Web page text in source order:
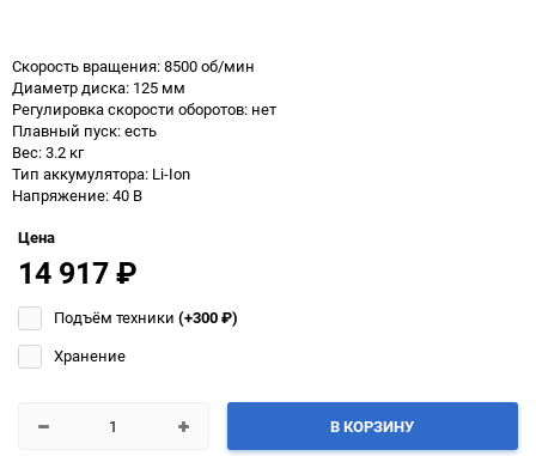
Скорость вращения: 8500 об/мин
Диаметр диска: 125 мм
Регулировка скорости оборотов: нет
Плавный пуск: есть
Вес: 3.2 кг
Тип аккумулятора: Li-Ion
Напряжение: 40 В
Цена
14 917₽
Подъём техники (+300₽)
Хранение
В КОРЗИНУ